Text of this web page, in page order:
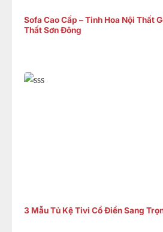
Sofa Cao Cấp – Tinh Hoa Nội Thất
Thất Sơn Đông
3 Mẫu Tủ Kệ Tivi Cổ Điển Sang